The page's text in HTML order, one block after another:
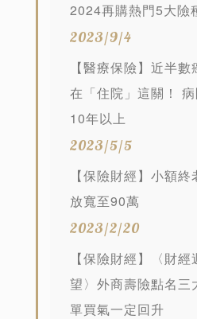
2024再購熱門5大險
2023/9/4
【醫療保險】近半
在「住院」這關！
10年以上
2023/5/5
【保險財經】小額
放寬至90萬
2023/2/20
【保險財經】〈財
望〉外商壽險點名三
單買氣一定回升